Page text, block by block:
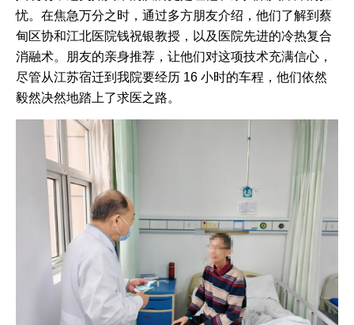
忧。在焦急万分之时，通过多方朋友介绍，他们了解到蔡
甸区协和江北医院钱祝银教授，以及医院先进的冷热复合
消融术。朋友的亲身推荐，让他们对这项技术充满信心，
尽管从江苏宿迁到我院要经历 16 小时的车程，他们依然
毅然决然地踏上了求医之路。